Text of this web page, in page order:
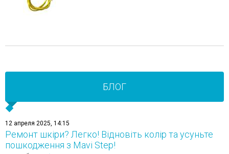
БЛОГ
12 апреля 2025, 14:15
Ремонт шкіри? Легко! Відновіть колір та усуньте
пошкодження з Mavi Step!